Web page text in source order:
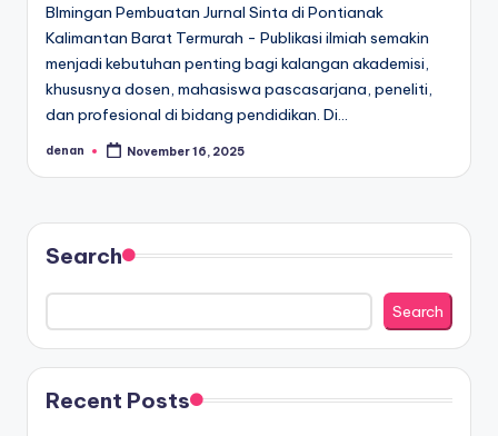
BImingan Pembuatan Jurnal Sinta di Pontianak
Kalimantan Barat Termurah - Publikasi ilmiah semakin
menjadi kebutuhan penting bagi kalangan akademisi,
khususnya dosen, mahasiswa pascasarjana, peneliti,
dan profesional di bidang pendidikan. Di…
Posted
denan November 16, 2025
Search
Search
Recent Posts